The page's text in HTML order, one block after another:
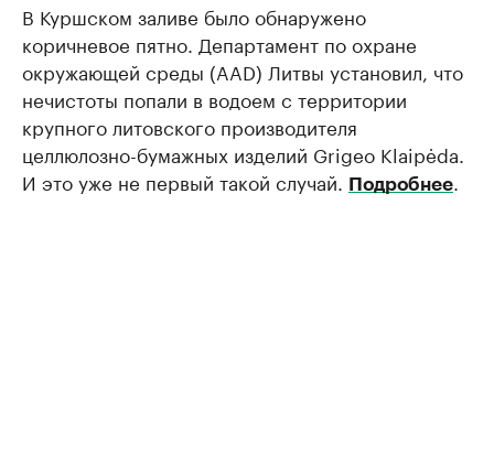
В Куршском заливе было обнаружено
коричневое пятно. Департамент по охране
окружающей среды (AAD) Литвы установил, что
нечистоты попали в водоем с территории
крупного литовского производителя
целлюлозно-бумажных изделий Grigeo Klaipėda.
И это уже не первый такой случай.
Подробнее